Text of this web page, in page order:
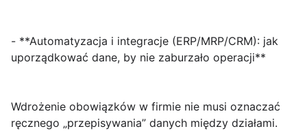
- **Automatyzacja i integracje (ERP/MRP/CRM): jak
uporządkować dane, by nie zaburzało operacji**
Wdrożenie obowiązków w firmie nie musi oznaczać
ręcznego „przepisywania” danych między działami.